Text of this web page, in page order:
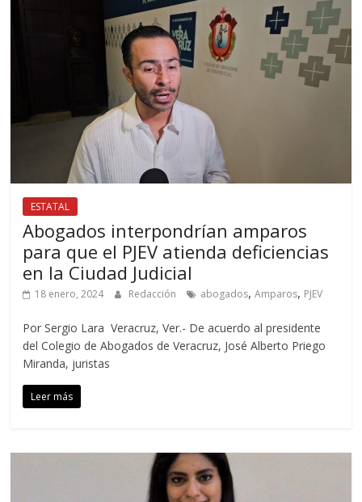
ESTATAL
Abogados interpondrían amparos
para que el PJEV atienda deficiencias
en la Ciudad Judicial
18 enero, 2024 Redacción abogados,Amparos, PJEV
Por Sergio Lara Veracruz, Ver.- De acuerdo al presidente
del Colegio de Abogados de Veracruz, José Alberto Priego
Miranda, juristas
Leer más